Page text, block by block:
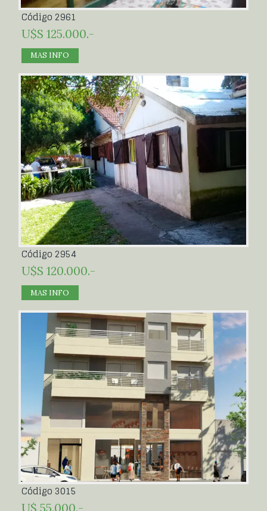
Código 2961
U$S 125.000.-
MAS INFO
Código 2954
U$S 120.000.-
MAS INFO
Código 3015
U$ 55.000.-